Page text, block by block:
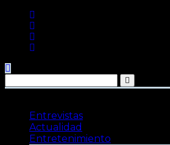
contenido
Entrevistas
Actualidad
Entretenimiento